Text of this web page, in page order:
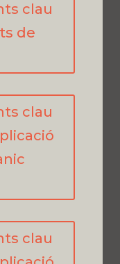
clau
de
clau
clau